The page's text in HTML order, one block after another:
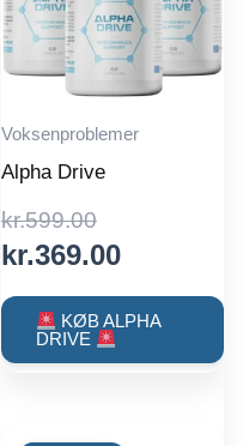
Voksenproblemer
Alpha Drive
kr.599.00Original
price
was:
kr.599.00.
kr.369.00Current
price
is:
KØB ALPHA
DRIVE